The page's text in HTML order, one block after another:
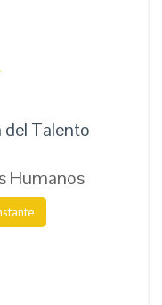
del Talento
Humanos